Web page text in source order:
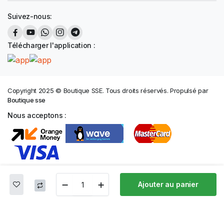
Ajouter au panier
Suivez-nous:
Télécharger l'application :
Copyright 2025 © Boutique SSE. Tous droits réservés. Propulsé par
Boutique sse
Nous acceptons :
Boutique Rechercher Mon Compte